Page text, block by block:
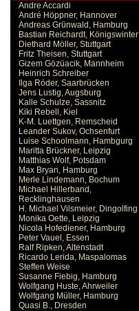
Andre Accardi
André Höppner, Hannover
Andreas Grünwald, Hamburg
Bastian Reichardt, Königswinter
Diethard Möller, Stuttgart
Fritz Theisen, Stuttgart
Gizem Gözüacik, Mannheim
Heinrich Schreiber
Ilga Röder, Saarbrücken
Jens Lustig, Augsburg
Kalle Schulze, Sassnitz
Kiki Rebell, Kiel
K-M. Luettgen, Remscheid
Leander Sukov, Ochsenfurt
Luise Schoolmann, Hambgurg
Maritta Brückner, Leipzig
Matthias Wolf, Potsdam
Max Bryan, Hamburg
Merle Lindemann, Bochum
Michael Hillerband,
Recklinghausen
H. Michael Vilsmeier, Dingolfing
Monika Oette, Leipzig
Nicola Hofediener, Hamburg
Peter Vauel, Essen
Ralf Ripken, Altenstadt
Ricardo Lerida, Maspalomas
Steffen Weise
Susanne Fiebig, Hamburg
Wolfgang Huste, Ahrweiler
Wolfgang Müller, Hamburg
Quasi B., Dresden